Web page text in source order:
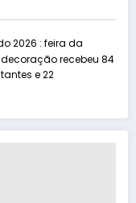
2026 : feira da
recebeu 84
e 22